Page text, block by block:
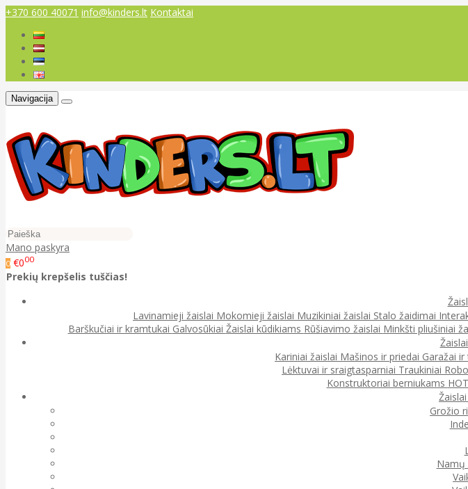
+370 600 40071 info@kinders.lt Kontaktai
Navigacija
Mano paskyra
0 €000
Prekių krepšelis tuščias!
Lavinamieji žaislai Mokomieji žaislai Muzikiniai žaislai Stalo žaidimai
Barškučiai ir kramtukai Galvosūkiai Žaislai kūdikiams Rūšiavimo žaislai Minkšti pliušiniai
Kariniai žaislai Mašinos ir priedai Garažai
Lėktuvai ir sraigtasparniai Traukiniai
Konstruktoriai berniukams
Grožio
Namų